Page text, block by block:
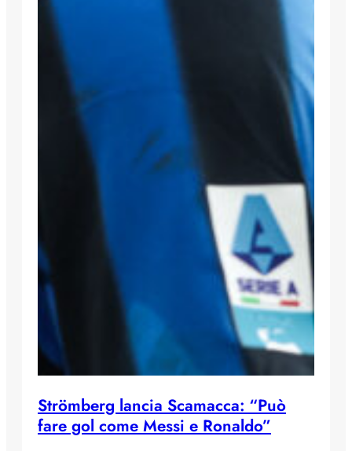
Strömberg lancia Scamacca: “Può
fare gol come Messi e Ronaldo”